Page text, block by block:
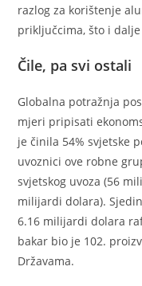
razlog za korištenje
priključcima, što i
Čile, pa svi ostali
Globalna potražnja
mjeri pripisati
je činila 54% svjetske
uvoznici ove robne
svjetskog uvoza (56
milijardi dolara).
6.16 milijardi dolara
bakar bio je 102.
Državama.